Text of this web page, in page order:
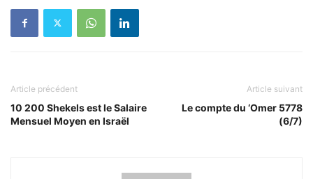
Article précédent
10 200 Shekels est le Salaire
Mensuel Moyen en Israël
Article suivant
Le compte du ‘Omer 5778
(6/7)